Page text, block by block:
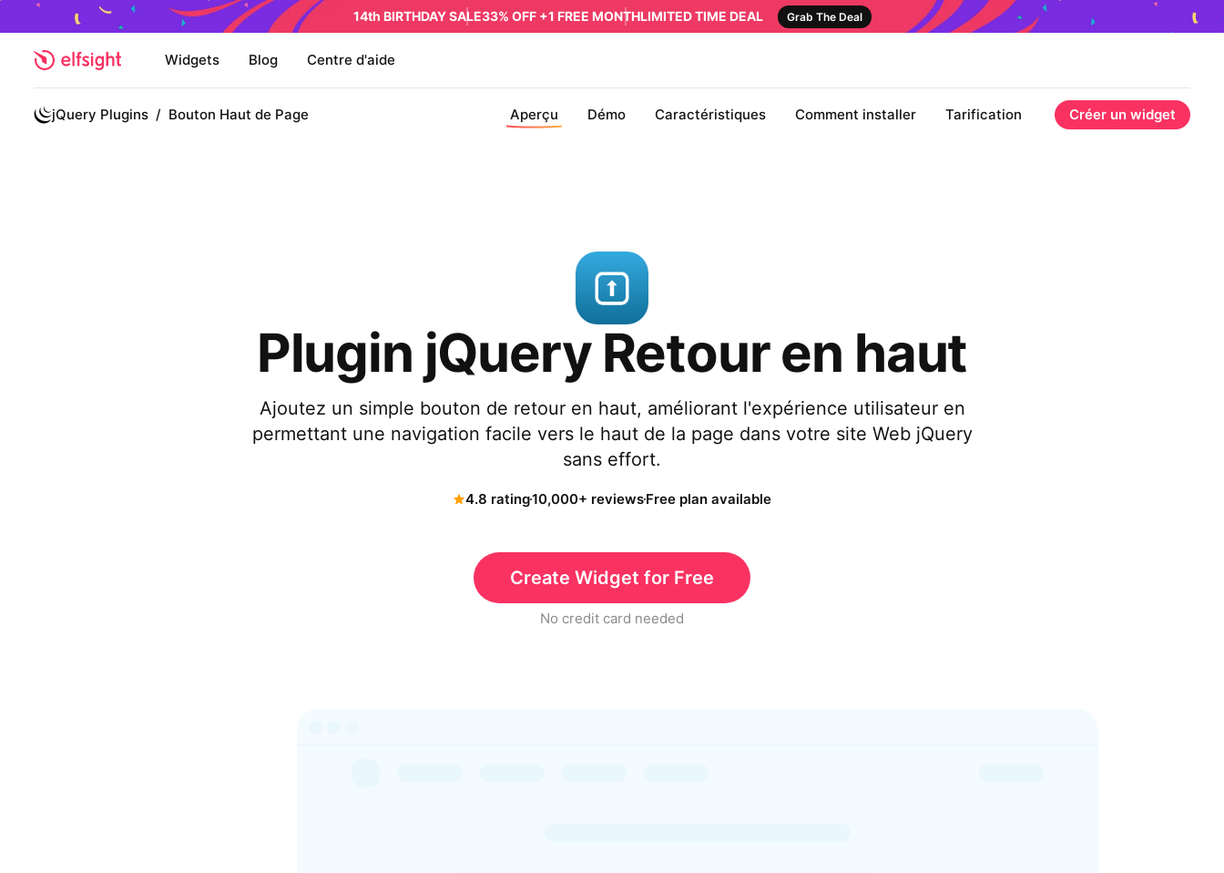
14th BIRTHDAY SALE33% OFF +1 FREE MONTHLIMITED TIME DEAL Grab The Deal
Widgets Blog Centre d'aide
jQuery Plugins / Bouton Haut de Page Aperçu Démo Caractéristiques Comment installer Tarification Créer un widget
Plugin jQuery Retour en haut
Ajoutez un simple bouton de retour en haut, améliorant l'expérience utilisateur en
permettant une navigation facile vers le haut de la page dans votre site Web jQuery
sans effort.
4.8 rating10,000+ reviewsFree plan available
Create Widget for Free
No credit card needed